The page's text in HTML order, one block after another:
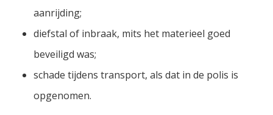
aanrijding;
diefstal of inbraak, mits het materieel goed
beveiligd was;
schade tijdens transport, als dat in de polis is
opgenomen.